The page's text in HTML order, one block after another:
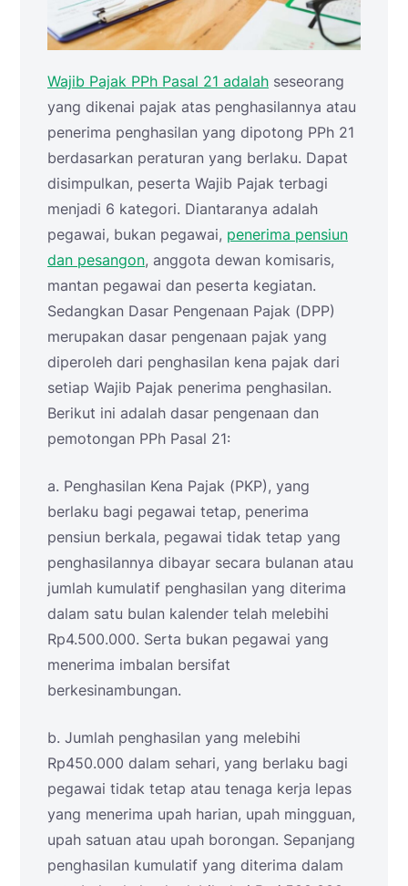
Wajib Pajak PPh Pasal 21 adalah seseorang
yang dikenai pajak atas penghasilannya atau
penerima penghasilan yang dipotong PPh 21
berdasarkan peraturan yang berlaku. Dapat
disimpulkan, peserta Wajib Pajak terbagi
menjadi 6 kategori. Diantaranya adalah
pegawai, bukan pegawai, penerima pensiun
dan pesangon, anggota dewan komisaris,
mantan pegawai dan peserta kegiatan.
Sedangkan Dasar Pengenaan Pajak (DPP)
merupakan dasar pengenaan pajak yang
diperoleh dari penghasilan kena pajak dari
setiap Wajib Pajak penerima penghasilan.
Berikut ini adalah dasar pengenaan dan
pemotongan PPh Pasal 21:
a. Penghasilan Kena Pajak (PKP), yang
berlaku bagi pegawai tetap, penerima
pensiun berkala, pegawai tidak tetap yang
penghasilannya dibayar secara bulanan atau
jumlah kumulatif penghasilan yang diterima
dalam satu bulan kalender telah melebihi
Rp4.500.000. Serta bukan pegawai yang
menerima imbalan bersifat
berkesinambungan.
b. Jumlah penghasilan yang melebihi
Rp450.000 dalam sehari, yang berlaku bagi
pegawai tidak tetap atau tenaga kerja lepas
yang menerima upah harian, upah mingguan,
upah satuan atau upah borongan. Sepanjang
penghasilan kumulatif yang diterima dalam